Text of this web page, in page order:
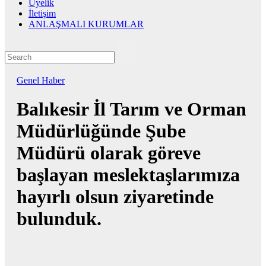
Üyelik
İletişim
ANLAŞMALI KURUMLAR
Genel Haber
Balıkesir İl Tarım ve Orman
Müdürlüğünde Şube
Müdürü olarak göreve
başlayan meslektaşlarımıza
hayırlı olsun ziyaretinde
bulunduk.